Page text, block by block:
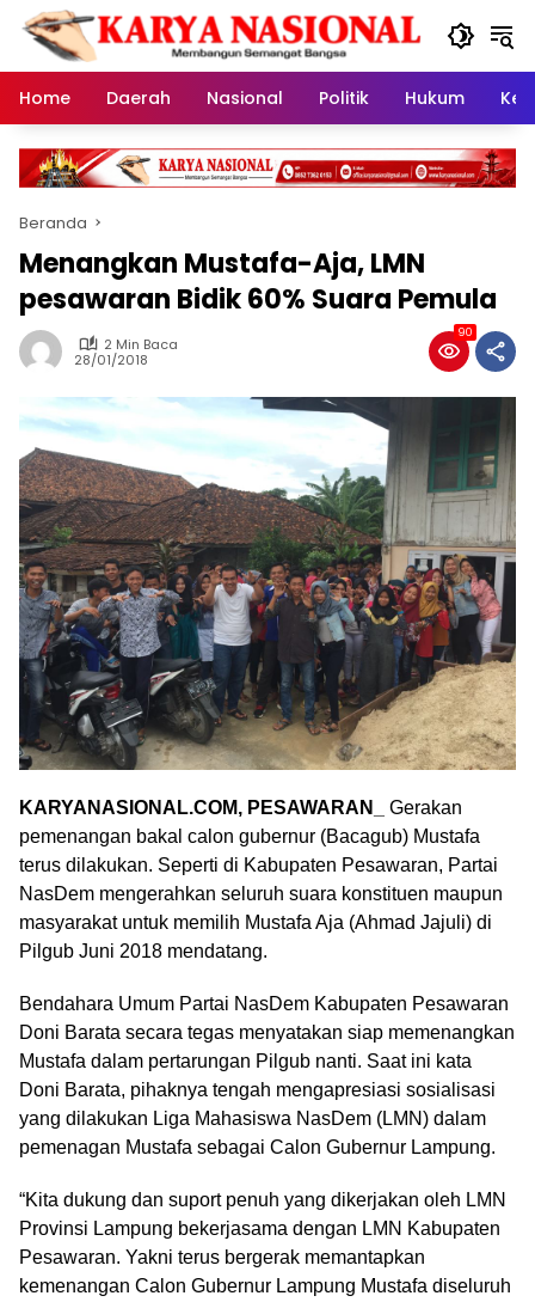
Langsung
konten
Home
Daerah Nasional Politik Hukum
Beranda
Menangkan Mustafa-Aja, LMN
pesawaran Bidik 60% Suara Pemula
2 Min Baca
28/01/2018
90
KARYANASIONAL.COM, PESAWARAN_
Gerakan
pemenangan bakal calon gubernur (Bacagub) Mustafa
terus dilakukan. Seperti di Kabupaten Pesawaran, Partai
NasDem mengerahkan seluruh suara konstituen maupun
masyarakat untuk memilih Mustafa Aja (Ahmad Jajuli) di
Pilgub Juni 2018 mendatang.
Bendahara Umum Partai NasDem Kabupaten Pesawaran
Doni Barata secara tegas menyatakan siap memenangkan
Mustafa dalam pertarungan Pilgub nanti. Saat ini kata
Doni Barata, pihaknya tengah mengapresiasi sosialisasi
yang dilakukan Liga Mahasiswa NasDem (LMN) dalam
pemenagan Mustafa sebagai Calon Gubernur Lampung.
“Kita dukung dan suport penuh yang dikerjakan oleh LMN
Provinsi Lampung bekerjasama dengan LMN Kabupaten
Pesawaran. Yakni terus bergerak memantapkan
kemenangan Calon Gubernur Lampung Mustafa diseluruh